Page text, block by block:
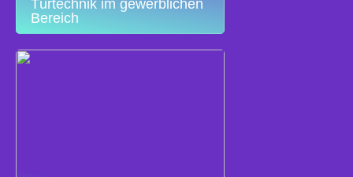
Türtechnik im gewerblichen
Bereich